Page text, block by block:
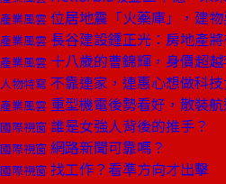
產業風雲 位居地震「火藥庫」，建
產業風雲 長谷建設鍾正光：房地產
產業風雲 十八歲的曹錦輝，身價超
人物特寫 不靠連家，連惠心想做科
產業風雲 重型機電後勢看好，散裝
國際視窗 誰是女強人背後的推手？
國際視窗 網路新聞可靠嗎？
國際視窗 找工作？看準方向才出擊